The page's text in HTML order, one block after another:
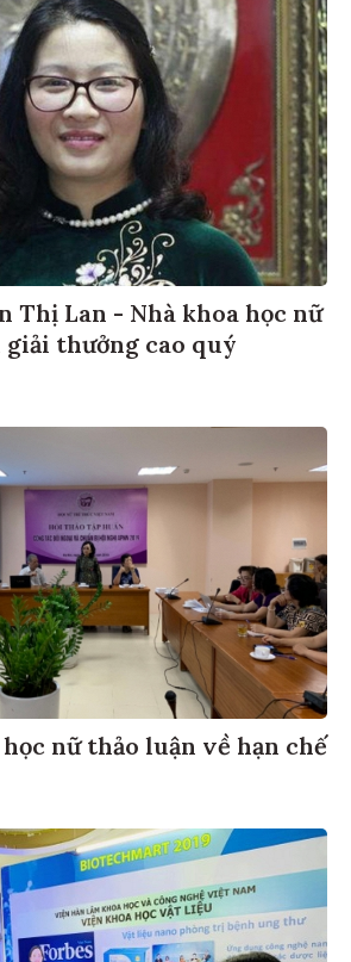
Thị Lan - Nhà khoa học nữ
thưởng cao quý
nữ thảo luận về hạn chế